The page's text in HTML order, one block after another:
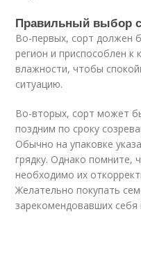
Правильный выбор
Во-первых, сорт должен
регион и приспособлен к
влажности, чтобы
ситуацию.
Во-вторых, сорт может
поздним по сроку
Обычно на упаковке
грядку. Однако помните,
необходимо их
Желательно покупать
зарекомендовавших себя